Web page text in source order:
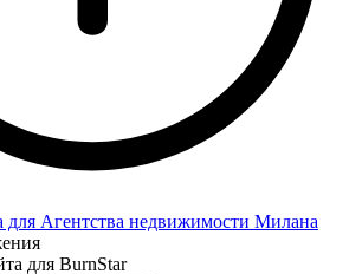
для Агентства недвижимости Милана